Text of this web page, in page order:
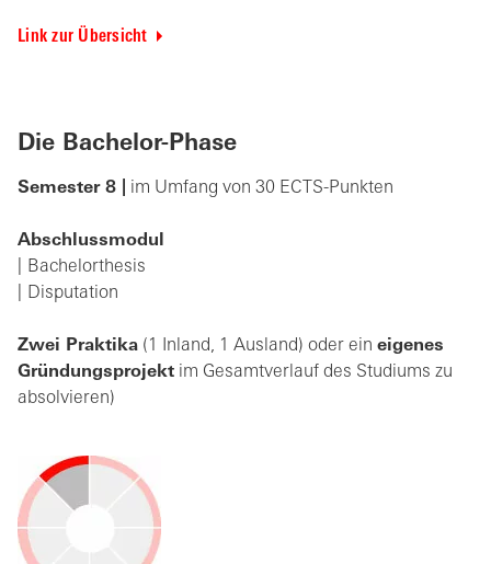
Link zur Übersicht
Die Bachelor-Phase
Semester 8 | im Umfang von 30 ECTS-Punkten
Abschlussmodul
Bachelorthesis
Disputation
Zwei Praktika (1 Inland, 1 Ausland) oder ein eigenes
Gründungsprojekt im Gesamtverlauf des Studiums zu
absolvieren)